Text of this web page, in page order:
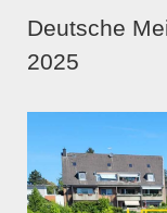
Deutsche
2025